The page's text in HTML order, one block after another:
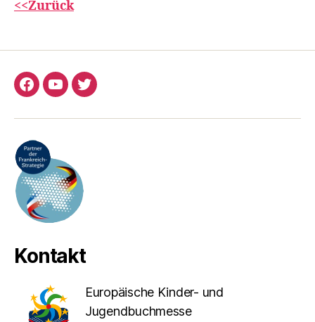
<<Zurück
Facebook
YouTubeTwitter
Kontakt
Europäische Kinder- und
Jugendbuchmesse